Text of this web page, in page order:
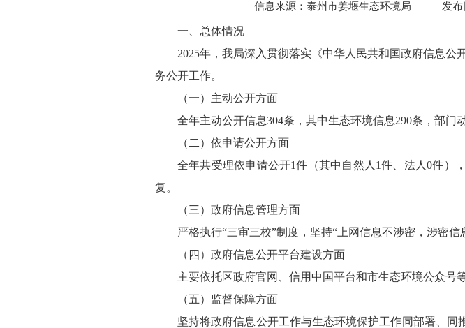
信息来源：泰州市姜堰生态环境局 发布
一、总体情况
2025年，我局深入贯彻落实《中华人民共和国政府信息
务公开工作。
（一）主动公开方面
全年主动公开信息304条，其中生态环境信息290条，部门
（二）依申请公开方面
全年共受理依申请公开1件（其中自然人1件、法人0件）
复。
（三）政府信息管理方面
严格执行“三审三校”制度，坚持“‌上网信息不涉密，涉密
（四）政府信息公开平台建设方面
主要依托区政府官网、信用中国平台和市生态环境公众号
（五）监督保障方面
坚持将政府信息公开工作与生态环境保护工作同部署、